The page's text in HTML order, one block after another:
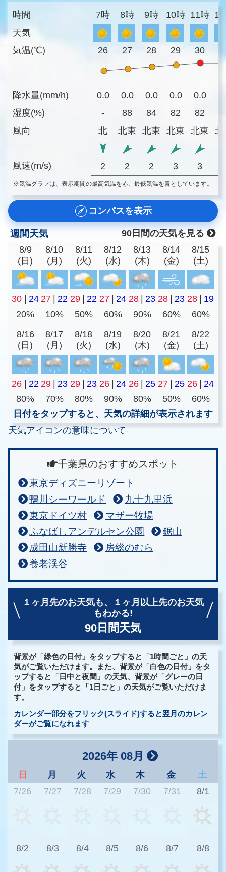
時間
天気
気温(℃)
降水量(mm/h)
湿度(%)
風向
風速(m/s)
7時 8時 9時 10時 11時
26 27 28 29 30
0.0 0.0 0.0 0.0 0.0
-
88 84 82 82
北
北東 北東 北東 北東 北
2 2 2 3 3
※気温グラフは、表示期間の最高気温を赤、最低気温を青としています。
コンパスを表示
週間天気
90日間の天気を見る
8/9
(日)
8/10
(月)
8/11
(火)
8/12
(水)
8/13
(木)
8/14
(金)
8/15
(土)
30 | 24 27 | 22 29 | 22 27 | 24 28 | 23 28 | 23 28 | 19
20%
10% 50% 60% 90% 60% 60%
8/16
(日)
8/17
(月)
8/18
(火)
8/19
(水)
8/20
(木)
8/21
(金)
8/22
(土)
26 | 22 29 | 23 29 | 23 26 | 24 26 | 25 27 | 25 26 | 24
80%
70% 80% 90% 80% 50%
60%
日付をタップすると、天気の詳細が表示されます
天気アイコンの意味について
千葉県のおすすめスポット
東京ディズニーリゾート
鴨川シーワールド
九十九里浜
東京ドイツ村
マザー牧場
ふなばしアンデルセン公園
鋸山
成田山新勝寺
房総のむら
養老渓谷
１ヶ月先のお天気も、
１ヶ月以上先のお天気
もわかる!
90日間天気
背景が「緑色の日付」をタップすると「1時間ごと」の天
気がご覧いただけます。また、背景が「白色の日付」をタ
ップすると「日中と夜間」の天気、背景が「グレーの日
付」をタップすると「1日ごと」の天気がご覧いただけま
す。
カレンダー部分をフリック(スライド)すると翌月のカレン
ダーがご覧になれます
2026年 08月
日 月 火 水 木 金
土
7/26
7/27 7/28 7/29 7/30 7/31 8/1
8/2 8/3 8/4 8/5 8/6 8/7 8/8